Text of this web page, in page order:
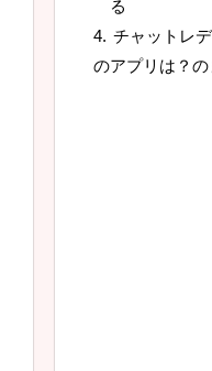
る
チャットレ
のアプリは？の